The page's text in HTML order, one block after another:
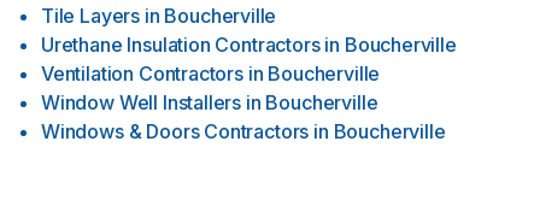
Tile Layers in Boucherville
Urethane Insulation Contractors in Boucherville
Ventilation Contractors in Boucherville
Window Well Installers in Boucherville
Windows & Doors Contractors in Boucherville